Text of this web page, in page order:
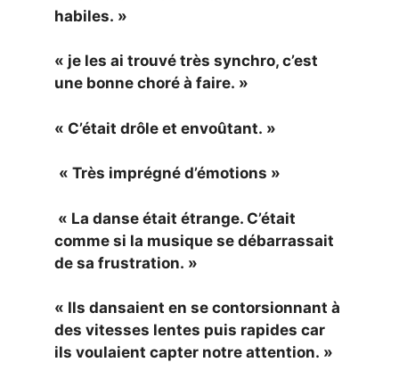
habiles. »
« je les ai trouvé très synchro, c’est
une bonne choré à faire. »
« C’était drôle et envoûtant. »
« Très imprégné d’émotions »
« La danse était étrange. C’était
comme si la musique se débarrassait
de sa frustration. »
« Ils dansaient en se contorsionnant à
des vitesses lentes puis rapides car
ils voulaient capter notre attention. »